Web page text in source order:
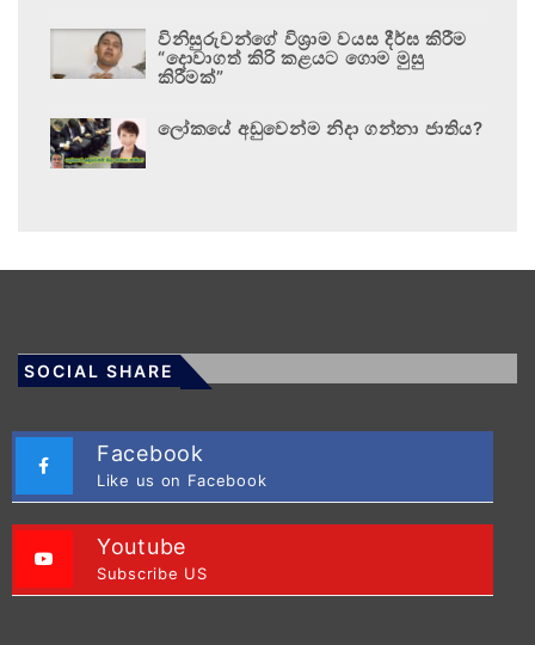
විනිසුරුවන්ගේ විශ්‍රාම වයස දීර්ඝ කිරීම
“දොවාගත් කිරි කළයට ගොම මුසු
කිරීමක්”
ලෝකයේ අඩුවෙන්ම නිදා ගන්නා ජාතිය?
SOCIAL SHARE
Facebook
Like us on Facebook
Youtube
Subscribe US